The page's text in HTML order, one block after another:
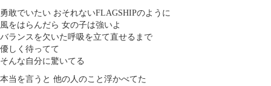
勇敢でいたい おそれないFLAGSHIPのように
風をはらんだら 女の子は強いよ
バランスを欠いた呼吸を立て直せるまで
優しく待ってて
そんな自分に驚いてる
本当を言うと 他の人のこと浮かべてた